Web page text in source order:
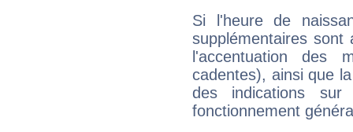
Si l'heure de
supplémentaires sont
l'accentuation des
cadentes), ainsi que
des indications sur
fonctionnement